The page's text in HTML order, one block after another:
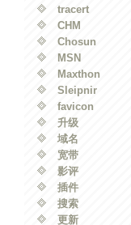
tracert
CHM
Chosun
MSN
Maxthon
Sleipnir
favicon
升级
域名
宽带
影评
插件
搜索
更新